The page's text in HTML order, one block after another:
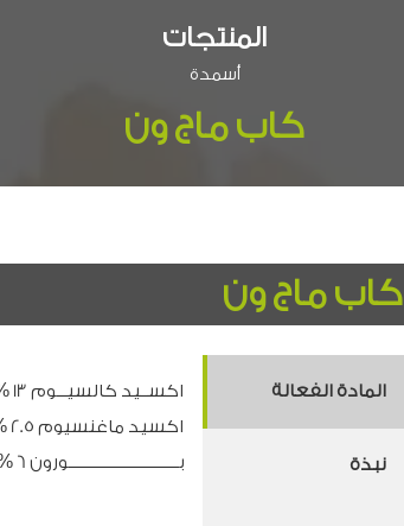
المنتجات
أسمدة
كاب ماج ون
كاب ماج ون
المادة الفعالة
نبذة
اكســيد كالسيـــوم 13 %
اكسيد ماغنسيوم 2.5 %
بـــــــــــــــــــــــــــــــورون 6 %